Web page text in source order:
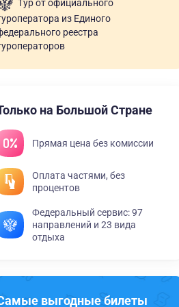
Тур от официального
из Единого
реестра
на Большой Стране
Прямая цена без комиссии
Оплата частями, без
процентов
Федеральный сервис: 97
направлений и 23 вида
отдыха
выгодные билеты